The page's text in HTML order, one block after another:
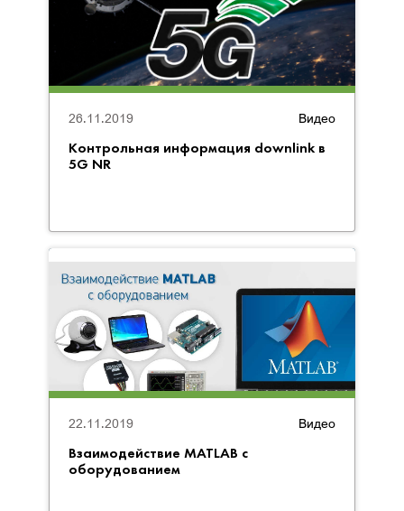
Видео
Контрольная информация downlink в
5G NR
26.11.2019
Видео
Взаимодействие MATLAB с
оборудованием
22.11.2019